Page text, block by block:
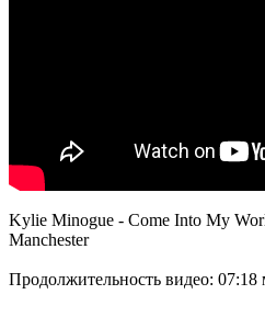
Kylie Minogue - Come Into My
Manchester
Продолжительность видео: 07:18